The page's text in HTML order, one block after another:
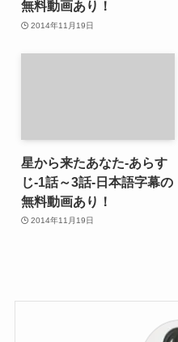
無料動画あり！
2014年11月19日
星から来たあなた-あらす
じ-1話～3話-日本語字幕の
無料動画あり！
2014年11月19日